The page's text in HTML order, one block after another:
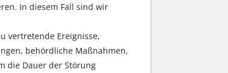
In diesem Fall sind wir
vertretende Ereignisse,
behördliche Maßnahmen,
die Dauer der Störung